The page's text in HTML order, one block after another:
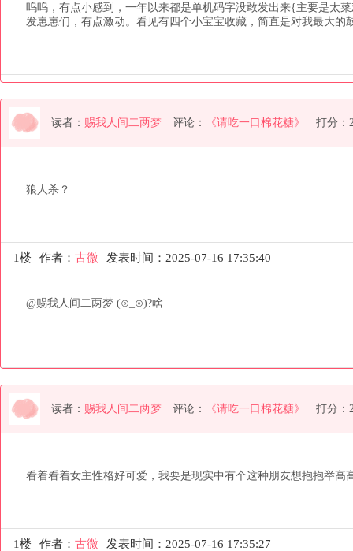
呜呜，有点小感到，一年以来都是单机码字没敢发出来{主要是太
发崽崽们，有点激动。看见有四个小宝宝收藏，简直是对我最大的
读者： 赐我人间二两梦 评论： 《请吃一口棉花糖》 打分：
狼人杀？
1楼 作者： 古微 发表时间：2025-07-16 17:35:40
@赐我人间二两梦 (⊙_⊙)?啥
读者： 赐我人间二两梦 评论： 《请吃一口棉花糖》 打分：
看着看着女主性格好可爱，我要是现实中有个这种朋友想抱抱举高
1楼 作者： 古微 发表时间：2025-07-16 17:35:27